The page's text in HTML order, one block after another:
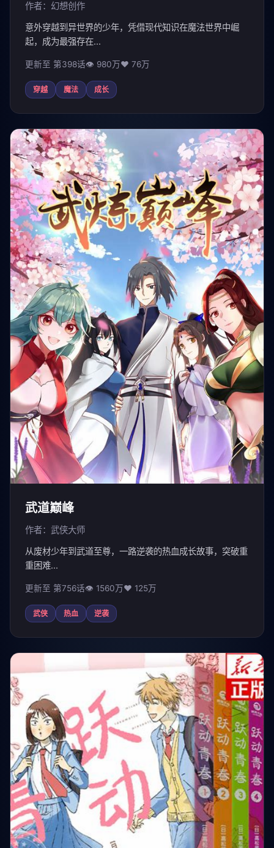
作者：幻想创作
意外穿越到异世界的少年，凭借现代知识在魔法世界中崛
起，成为最强存在...
更新至 第398话👁 980万❤️ 76万
穿越 魔法 成长
武道巅峰
作者：武侠大师
从废材少年到武道至尊，一路逆袭的热血成长故事，突破重
重困难...
更新至 第756话👁 1560万❤️ 125万
武侠 热血 逆袭